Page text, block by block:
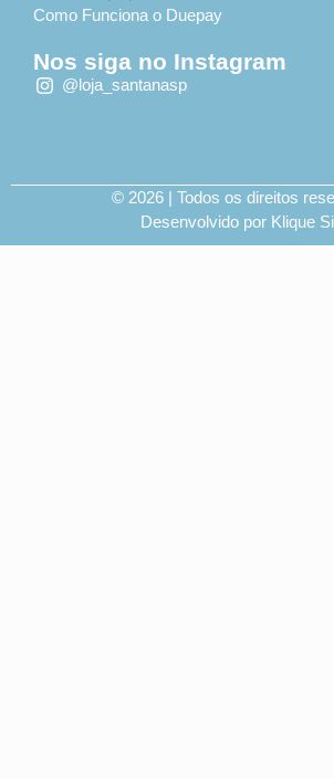
Como Funciona o Duepay
Nos siga no Instagram
@loja_santanasp
© 2026 | Todos os direitos
Desenvolvido por Klique